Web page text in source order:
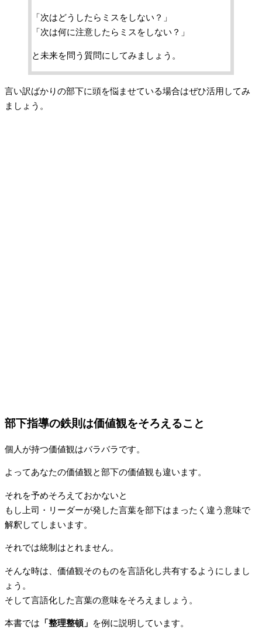
「次はどうしたらミスをしない？」
「次は何に注意したらミスをしない？」
と未来を問う質問にしてみましょう。
言い訳ばかりの部下に頭を悩ませている場合はぜひ活用してみ
ましょう。
部下指導の鉄則は価値観をそろえること
個人が持つ価値観はバラバラです。
よってあなたの価値観と部下の価値観も違います。
それを予めそろえておかないと
もし上司・リーダーが発した言葉を部下はまったく違う意味で
解釈してしまいます。
それでは統制はとれません。
そんな時は、価値観そのものを言語化し共有するようにしまし
ょう。
そして言語化した言葉の意味をそろえましょう。
本書では 「整理整頓」 を例に説明しています。